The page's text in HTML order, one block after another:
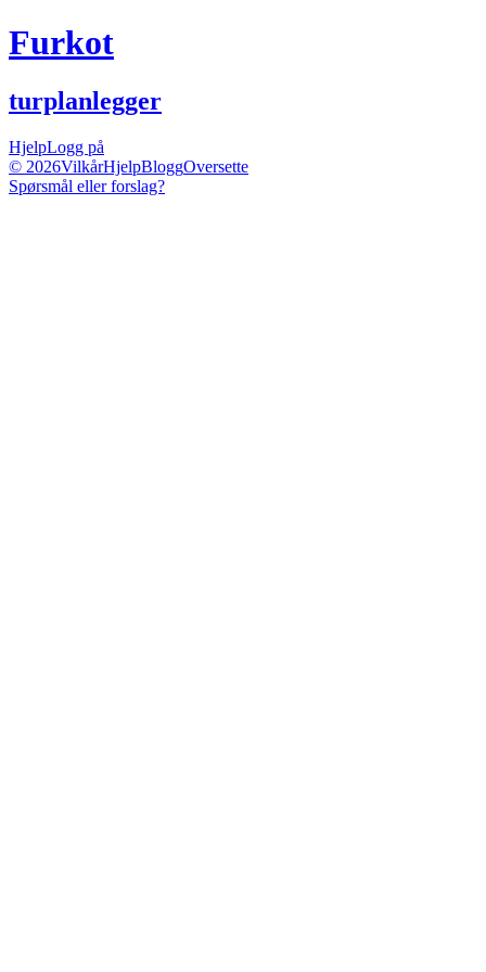
Furkot
turplanlegger
HjelpLogg på
© 2026VilkårHjelpBloggOversette
Spørsmål eller forslag?